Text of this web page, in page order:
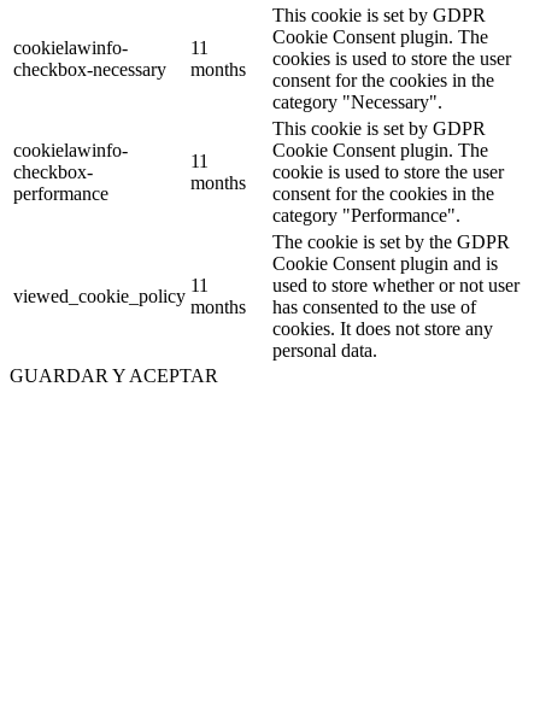
cookielawinfo-
checkbox-necessary
11
months
This cookie is set by GDPR
Cookie Consent plugin. The
cookies is used to store the user
consent for the cookies in the
category "Necessary".
cookielawinfo-
checkbox-
performance
11
months
This cookie is set by GDPR
Cookie Consent plugin. The
cookie is used to store the user
consent for the cookies in the
category "Performance".
viewed_cookie_policy
11
months
The cookie is set by the GDPR
Cookie Consent plugin and is
used to store whether or not user
has consented to the use of
cookies. It does not store any
personal data.
GUARDAR Y ACEPTAR